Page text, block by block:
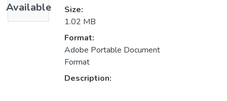
Available
Size:
1.02 MB
Format:
Adobe Portable Document
Format
Description: